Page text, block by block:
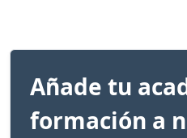
Añade tu
formación a